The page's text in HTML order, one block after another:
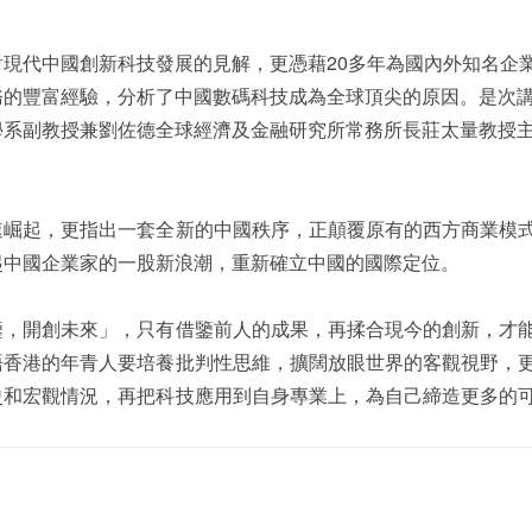
代中國創新科技發展的見解，更憑藉20多年為國內外知名企
豐富經驗，分析了中國數碼科技成為全球頂尖的原因。是次
副教授兼劉佐德全球經濟及金融研究所常務所長莊太量教授
起，更指出一套全新的中國秩序，正顛覆原有的西方商業模
國企業家的一股新浪潮，重新確立中國的國際定位。
開創未來」，只有借鑒前人的成果，再揉合現今的創新，才
港的年青人要培養批判性思維，擴闊放眼世界的客觀視野，
宏觀情況，再把科技應用到自身專業上，為自己締造更多的